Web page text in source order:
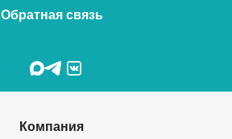
Обратная связь
Компания